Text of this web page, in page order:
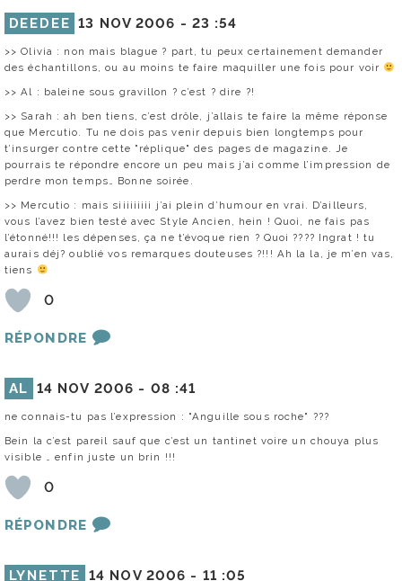
DEEDEE 13 NOV 2006 - 23 :54
>> Olivia : non mais blague ? part, tu peux certainement demander
des échantillons, ou au moins te faire maquiller une fois pour voir
>> Al : baleine sous gravillon ? c’est ? dire ?!
>> Sarah : ah ben tiens, c’est drôle, j’allais te faire la même réponse
que Mercutio. Tu ne dois pas venir depuis bien longtemps pour
t’insurger contre cette "réplique" des pages de magazine. Je
pourrais te répondre encore un peu mais j’ai comme l’impression de
perdre mon temps… Bonne soirée.
>> Mercutio : mais siiiiiiiii j’ai plein d’humour en vrai. D’ailleurs,
vous l’avez bien testé avec Style Ancien, hein ! Quoi, ne fais pas
l’étonné!!! les dépenses, ça ne t’évoque rien ? Quoi ???? Ingrat ! tu
aurais déj? oublié vos remarques douteuses ?!!! Ah la la, je m’en vas,
tiens
0
RÉPONDRE
AL 14 NOV 2006 - 08 :41
ne connais-tu pas l’expression : "Anguille sous roche" ???
Bein la c’est pareil sauf que c’est un tantinet voire un chouya plus
visible … enfin juste un brin !!!
0
RÉPONDRE
LYNETTE 14 NOV 2006 - 11 :05